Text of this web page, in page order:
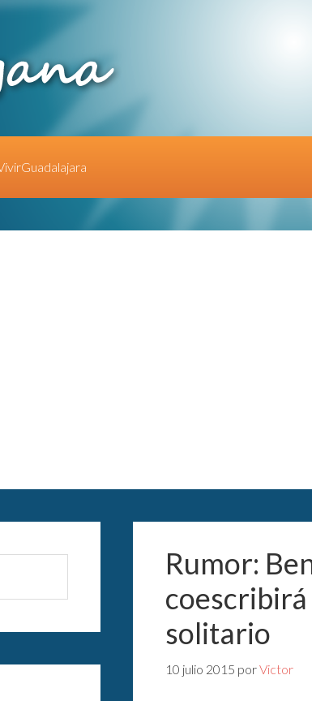
Rumor:
solitario
10 julio 2015 porVictor